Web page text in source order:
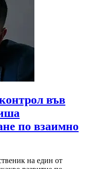
във
по взаимно
на един от